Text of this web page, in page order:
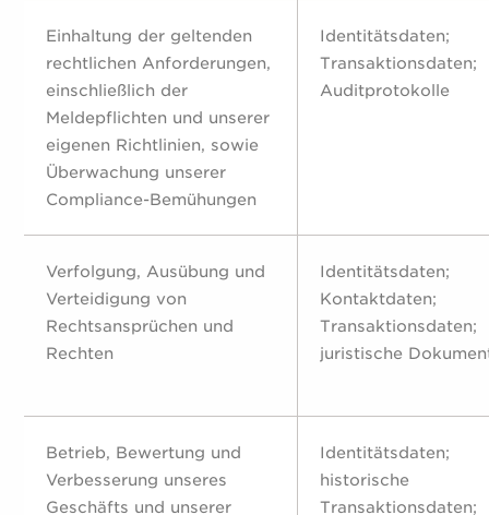
Einhaltung der geltenden
rechtlichen Anforderungen,
einschließlich der
Meldepflichten und unserer
eigenen Richtlinien, sowie
Überwachung unserer
Compliance-Bemühungen
Identitätsdaten;
Transaktionsdaten;
Auditprotokolle
Verfolgung, Ausübung und
Verteidigung von
Rechtsansprüchen und
Rechten
Identitätsdaten;
Kontaktdaten;
Transaktionsdaten;
juristische
Betrieb, Bewertung und
Verbesserung unseres
Geschäfts und unserer
Identitätsdaten;
historische
Transaktionsdaten;